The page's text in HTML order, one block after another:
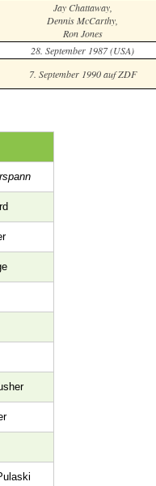
Jay Chattaway,
Dennis McCarthy,
Ron Jones
28. September 1987 (USA)
7. September 1990 auf ZDF